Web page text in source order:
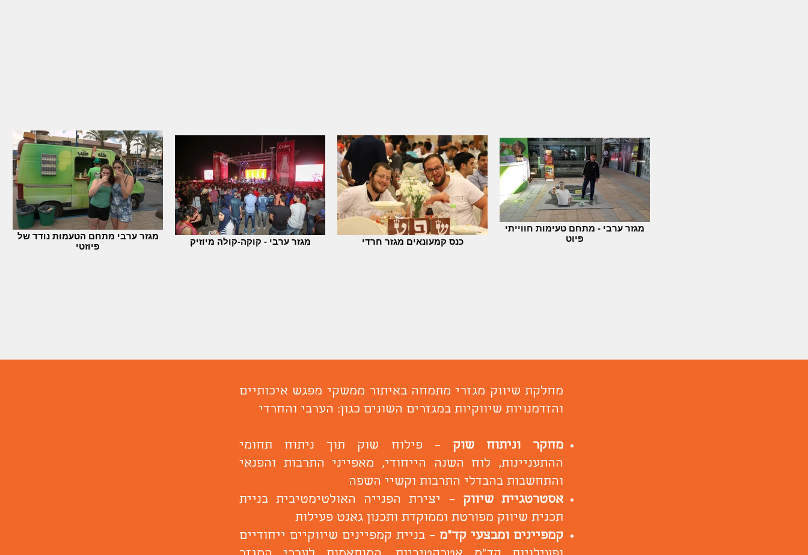
מחלקת שיווק מגזרי מתמחה באיתור ממשקי מפגש איכותיים
והזדמנויות שיווקיות במגזרים השונים כגון: הערבי והחרדי
מחקר וניתוח שוק – פילוח שוק תוך ניתוח תחומי
ההתעניינות, לוח השנה הייחודי, מאפייני התרבות והפנאי
והתחשבות בהבדלי התרבות וקשיי השפה
אסטרטגיית שיווק – יצירת הפנייה האולטימטיבית בניית
תכנית שיווק מפורטת וממוקדת ותכנון גאנט פעילות
קמפיינים ומבצעי קד"מ – בניית קמפיינים שיווקיים ייחודיים
מגזר ערבי מתחם הטעמות נודד של
פיוזטי
מגזר ערבי - קוקה-קולה מיוזיק כנס קמעונאים מגזר חרדי
מגזר ערבי - מתחם טעימות חווייתי
פיוט